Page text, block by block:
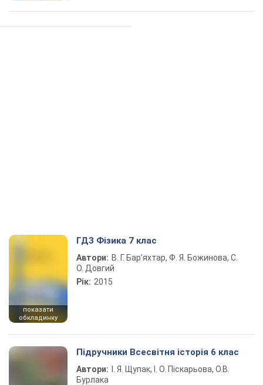
показати
обкладинку
ГДЗ Фізика 7 клас
Автори: В. Г. Бар’яхтар, Ф. Я. Божинова, С.
О. Довгий
Рік: 2015
Підручники Всесвітня історія 6 клас
Автори: І. Я. Щупак, І. О. Піскарьова, О.В.
Бурлака